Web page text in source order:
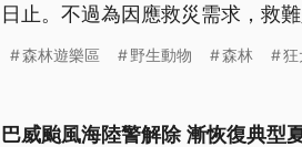
日止。不過為因應救災需求，救
森林遊樂區 野生動物 森林 狂
巴威颱風海陸警解除 漸恢復典型